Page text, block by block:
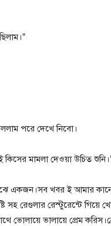
পরে দেখে নিবো।
কিসের মামলা দেওয়া উচিত শুনি।’
মাঝে একজন।সব খবর ই আমার
রেগুলার রেস্টুরেন্টে গিয়ে
ভোলায়ে ভালায়ে প্রেম